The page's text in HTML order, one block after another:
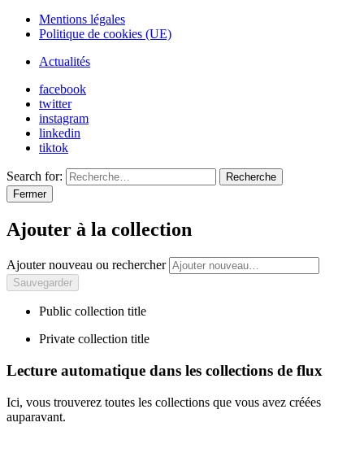
Mentions légales
Politique de cookies (UE)
Actualités
facebook
twitter
instagram
linkedin
tiktok
Search for:
Recherche
Fermer
Ajouter à la collection
Ajouter nouveau ou rechercher
Public collection title
Private collection title
Lecture automatique dans les collections de flux
Ici, vous trouverez toutes les collections que vous avez créées
auparavant.